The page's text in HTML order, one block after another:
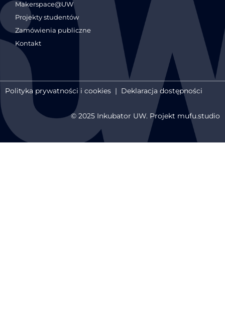
Makerspace@UW
Projekty studentów
Zamówienia publiczne
Kontakt
Polityka prywatności i cookies | Deklaracja dostępności
© 2025 Inkubator UW. Projekt mufu.studio